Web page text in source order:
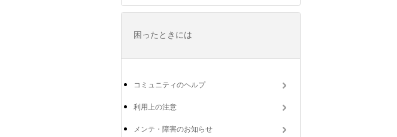
困ったときには
コミュニティのヘルプ
利用上の注意
メンテ・障害のお知らせ